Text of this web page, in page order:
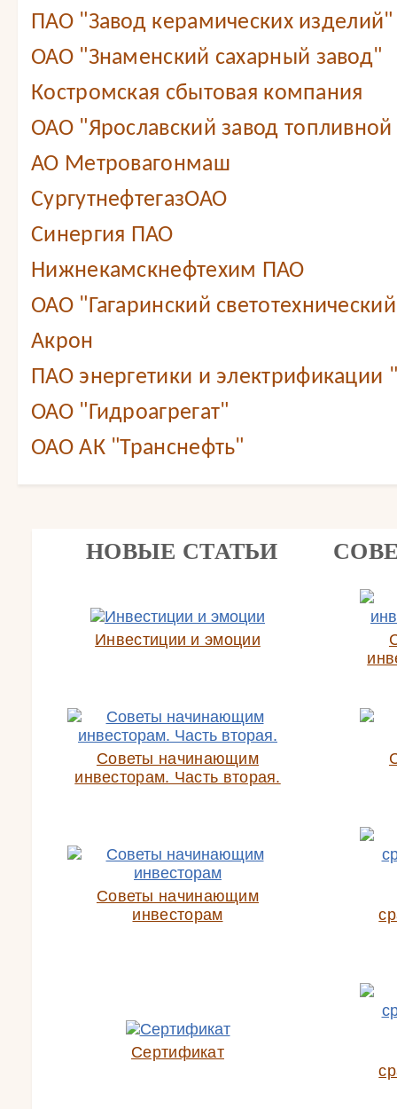
ПАО "Завод керамических изделий"
ОАО "Знаменский сахарный завод"
Костромская сбытовая компания
ОАО "Ярославский завод
АО Метровагонмаш
СургутнефтегазОАО
Синергия ПАО
Нижнекамскнефтехим ПАО
ОАО "Гагаринский
Акрон
ПАО энергетики и электрификации
ОАО "Гидроагрегат"
ОАО АК "Транснефть"
НОВЫЕ СТАТЬИ
Инвестиции и эмоции
Советы начинающим
инвесторам. Часть вторая.
Советы начинающим
инвесторам
Сертификат